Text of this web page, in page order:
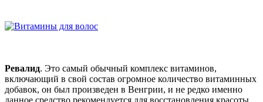
Ревалид. Это самый обычный комплекс витаминов,
включающий в свой состав огромное количество витаминных
добавок, он был произведен в Венгрии, и не редко именно
данное средство рекомендуется для восстановления красоты